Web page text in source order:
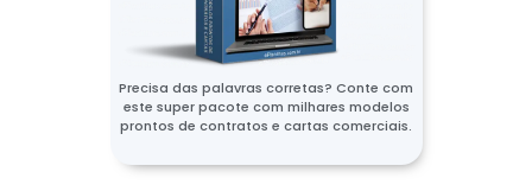
Precisa das palavras corretas? Conte com
este super pacote com milhares modelos
prontos de contratos e cartas comerciais.